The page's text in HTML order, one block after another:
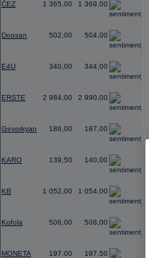
ČEZ 1 365,00 1 369,00
Doosan 502,00 504,00
E4U 340,00 344,00
ERSTE 2 984,00 2 990,00
Gevorkyan 186,00 187,00
KARO 139,50 140,00
KB 1 052,00 1 054,00
Kofola 506,00 508,00
MONETA 197,00 197,50